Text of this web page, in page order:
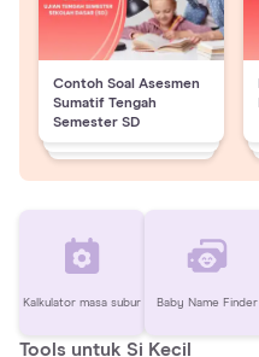
Contoh Soal Asesmen
Sumatif Tengah
Semester SD
Kalkulator masa subur Baby Name Finder
Tools untuk Si Kecil